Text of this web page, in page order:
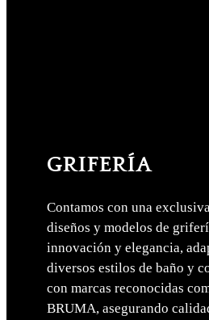
GRIFERÍA
Contamos con una
diseños y modelos de
innovación y elegancia,
diversos estilos de baño y
con marcas reconocidas
BRUMA, asegurando